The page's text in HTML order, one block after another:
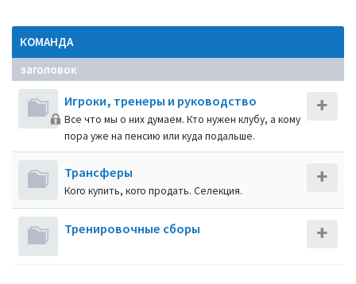
КОМАНДА
заголовок
Игроки, тренеры и руководство
Все что мы о них думаем. Кто нужен клубу, а кому
пора уже на пенсию или куда подальше.
Трансферы
Кого купить, кого продать. Селекция.
Тренировочные сборы